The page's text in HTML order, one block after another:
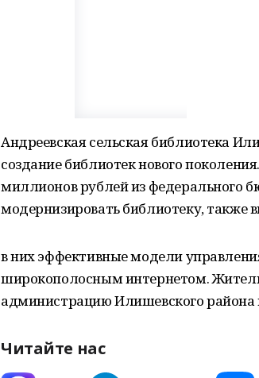
Андреевская сельская библиотека
создание библиотек нового
миллионов рублей из федерального
модернизировать библиотеку, также
в них эффективные модели
широкополосным интернетом.
администрацию Илишевского района
Читайте нас